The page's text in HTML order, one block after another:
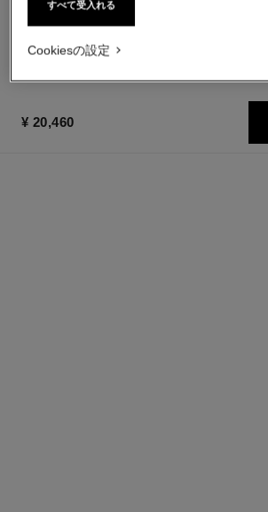
¥ 20,020
カートに追加する
¥ 20,460
すべて受入れる
Cookiesの設定